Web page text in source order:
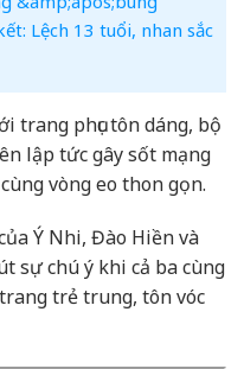
Lệch 13 tuổi, nhan sắc
trang phục tôn dáng, bộ
lập tức gây sốt mạng
vòng eo thon gọn.
Ý Nhi, Đào Hiền và
sự chú ý khi cả ba cùng
trẻ trung, tôn vóc